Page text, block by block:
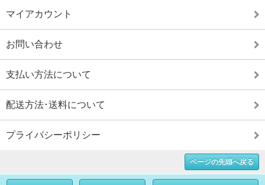
マイアカウント
お問い合わせ
支払い方法について
配送方法･送料について
プライバシーポリシー
ページの先頭へ戻る